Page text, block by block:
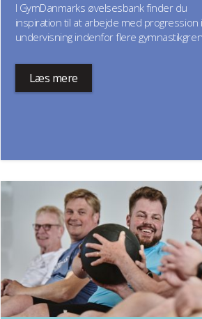
I GymDanmarks øvelsesbank finder du
inspiration til at arbejde med progression
undervisning indenfor flere
Læs mere